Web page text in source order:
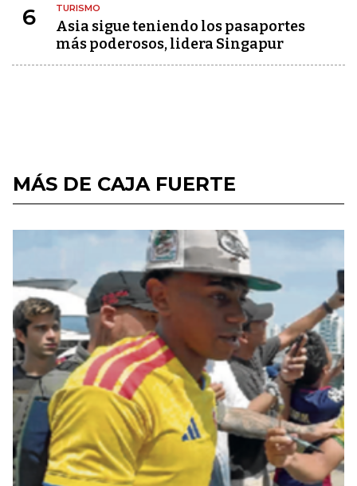
6 TURISMO
Asia sigue teniendo los pasaportes
más poderosos, lidera Singapur
MÁS DE CAJA FUERTE